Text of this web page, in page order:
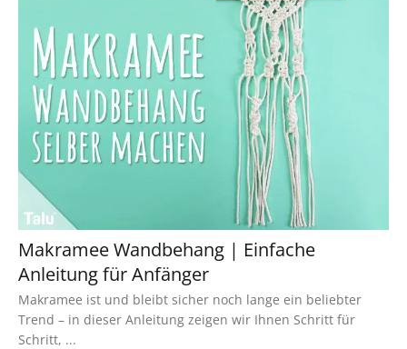
Makramee Wandbehang | Einfache
Anleitung für Anfänger
Makramee ist und bleibt sicher noch lange ein beliebter
Trend – in dieser Anleitung zeigen wir Ihnen Schritt für
Schritt, ...